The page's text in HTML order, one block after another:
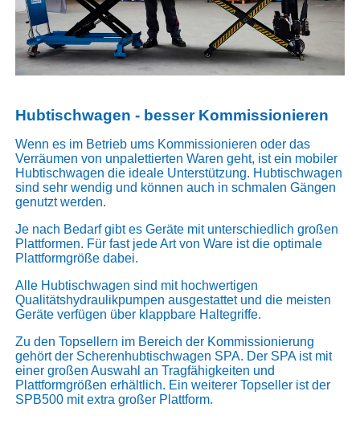
Hubtischwagen - besser Kommissionieren
Wenn es im Betrieb ums Kommissionieren oder das
Verräumen von unpalettierten Waren geht, ist ein mobiler
Hubtischwagen die ideale Unterstützung. Hubtischwagen
sind sehr wendig und können auch in schmalen Gängen
genutzt werden.
Je nach Bedarf gibt es Geräte mit unterschiedlich großen
Plattformen. Für fast jede Art von Ware ist die optimale
Plattformgröße dabei.
Alle Hubtischwagen sind mit hochwertigen
Qualitätshydraulikpumpen ausgestattet und die meisten
Geräte verfügen über klappbare Haltegriffe.
Zu den Topsellern im Bereich der Kommissionierung
gehört der Scherenhubtischwagen SPA. Der SPA ist mit
einer großen Auswahl an Tragfähigkeiten und
Plattformgrößen erhältlich. Ein weiterer Topseller ist der
SPB500mit extra großer Plattform.